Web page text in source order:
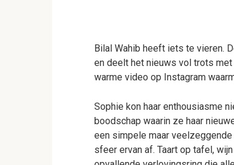
Bilal Wahib heeft iets te vieren.
en deelt het nieuws vol trots
warme video op Instagram
Sophie kon haar enthousiasme
boodschap waarin ze haar
een simpele maar
sfeer ervan af. Taart op tafel,